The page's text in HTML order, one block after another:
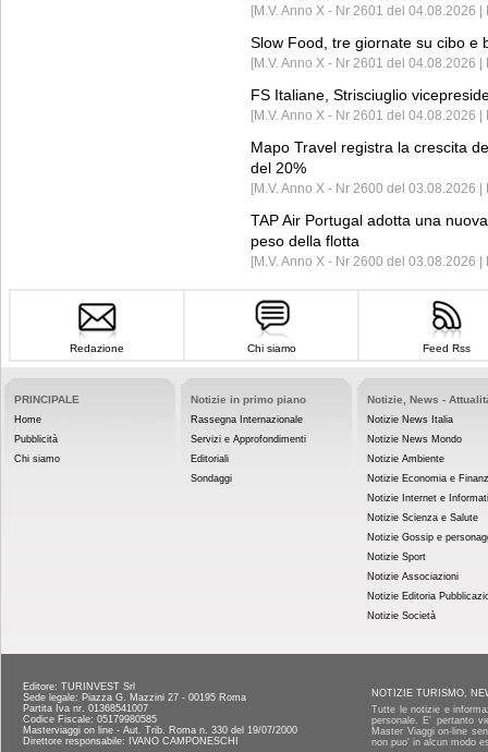
[M.V. Anno X - Nr 2601 del 04.08.2026
Slow Food, tre giornate su cibo e
[M.V. Anno X - Nr 2601 del 04.08.2026 |
FS Italiane, Strisciuglio
[M.V. Anno X - Nr 2601 del 04.08.2026 |
Mapo Travel registra la crescita
del 20%
[M.V. Anno X - Nr 2600 del 03.08.2026 |
TAP Air Portugal adotta una
peso della flotta
[M.V. Anno X - Nr 2600 del 03.08.2026
Redazione Chi siamo Feed Rss
PRINCIPALE
Home
Pubblicità
Chi siamo
Notizie in primo piano
Rassegna Internazionale
Servizi e Approfondimenti
Editoriali
Sondaggi
Notizie, News -
Notizie News Italia
Notizie News Mondo
Notizie Ambiente
Notizie Economia e
Notizie Internet e
Notizie Scienza e Salute
Notizie Gossip e
Notizie Sport
Notizie Associazioni
Notizie Editoria
Notizie Società
Editore: TURINVEST Srl
Sede legale: Piazza G. Mazzini 27 - 00195 Roma
Partita Iva nr. 01368541007
Codice Fiscale: 05179980585
Masterviaggi on line - Aut. Trib. Roma n. 330 del 19/07/2000
Direttore responsabile: IVANO CAMPONESCHI
NOTIZIE TURISMO,
Tutte le notizie e
personale. E' pertanto
Master Viaggi on-line
non puo' in alcun modo